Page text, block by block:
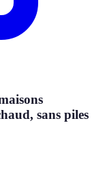
sans piles